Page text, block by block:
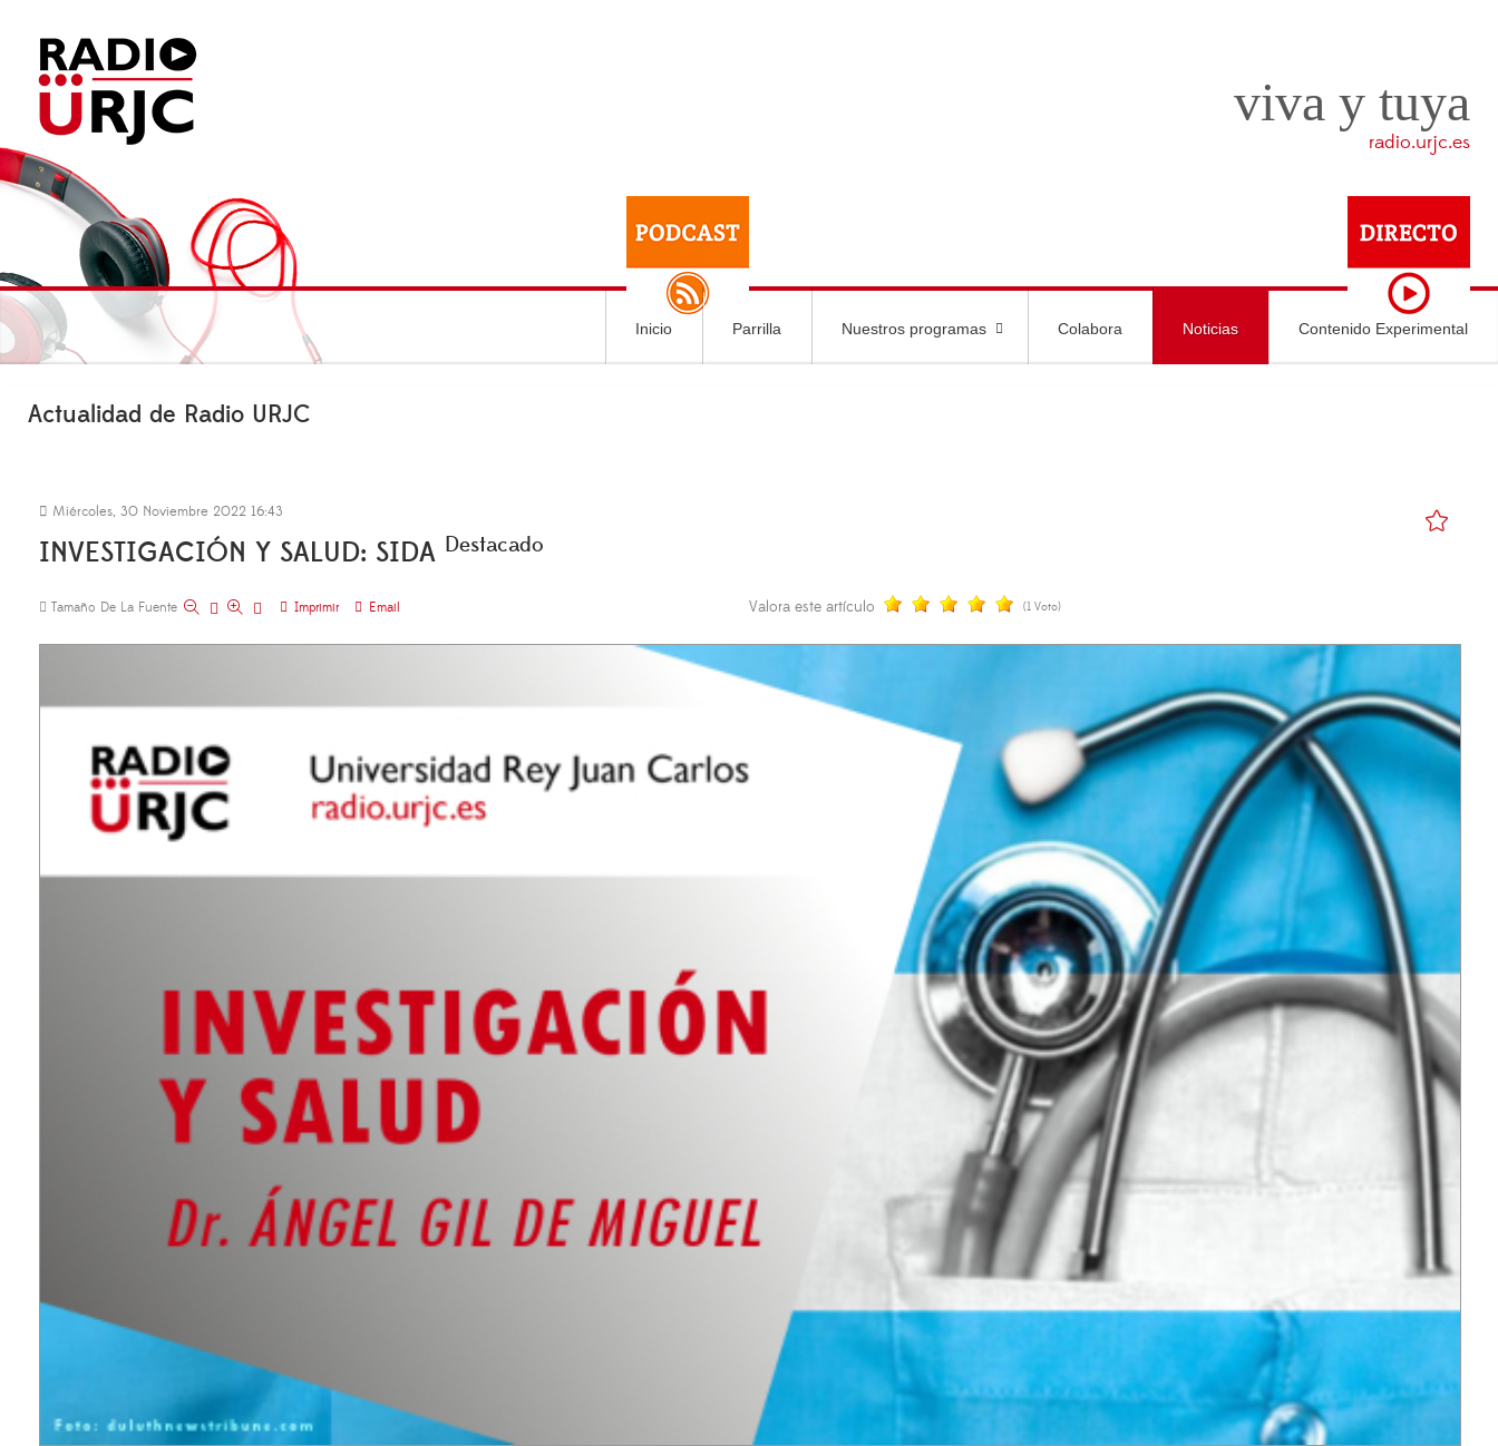
viva y tuya
radio.urjc.es
Inicio Parrilla Nuestros programas Colabora Noticias Contenido Experimental
Actualidad de Radio URJC
Miércoles, 30 Noviembre 2022 16:43
INVESTIGACIÓN Y SALUD: SIDA Destacado
Tamaño De La Fuente Imprimir Email Valora este artículo (1 Voto)